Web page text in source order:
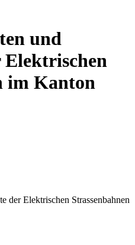
und
Elektrischen
im Kanton
der Elektrischen Strassenbahnen